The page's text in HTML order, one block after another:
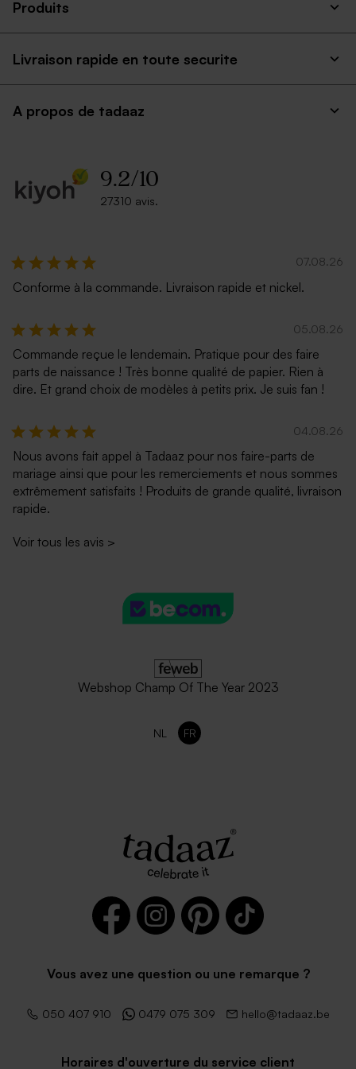
Enveloppe rectangulaire gris
argent
Jolie enveloppe blanche
rectangle
Enveloppe nude rosé
autocollante
moucheté naturel
Produits
Livraison rapide en toute securite
A propos de tadaaz
9.2/10
27310 avis.
07.08.26
Conforme à la commande. Livraison rapide et nickel.
05.08.26
Commande reçue le lendemain. Pratique pour des faire
parts de naissance ! Très bonne qualité de papier. Rien à
dire. Et grand choix de modèles à petits prix. Je suis fan !
04.08.26
Nous avons fait appel à Tadaaz pour nos faire-parts de
mariage ainsi que pour les remerciements et nous sommes
extrêmement satisfaits ! Produits de grande qualité, livraison
rapide.
Voir tous les avis >
Webshop Champ Of The Year 2023
NL FR
Vous avez une question ou une remarque ?
050 407 910 0479 075 309 hello@tadaaz.be
Horaires d'ouverture du service client